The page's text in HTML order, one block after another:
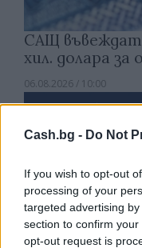
Cash.bg - Do Not
If you wish to opt-out
processing of your
targeted advertising
section to confirm
opt-out request is
САЩ въвеждат
хил. долара за
06.08.2026 / 10:00